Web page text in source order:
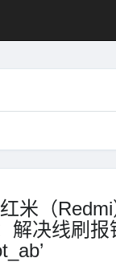
米（Redmi
解决线刷报